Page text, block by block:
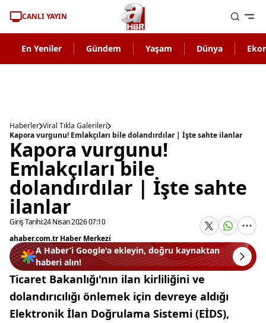
CANLI YAYIN
En Yeniler Gündem Yaşam Dünya
Haberler Viral Tıkla Galerileri
Kapora vurgunu! Emlakçıları bile dolandırdılar | İşte sahte ilanlar
Kapora vurgunu!
Emlakçıları bile
dolandırdılar | İşte sahte
ilanlar
Giriş Tarihi:24 Nisan 2026 07:10
ahaber.com.tr Haber Merkezi
A Haber’i Google'a ekleyin, doğru kaynaktan
haberi alın!
Ticaret Bakanlığı'nın ilan kirliliğini ve
dolandırıcılığı önlemek için devreye aldığı
Elektronik İlan Doğrulama Sistemi (EİDS),